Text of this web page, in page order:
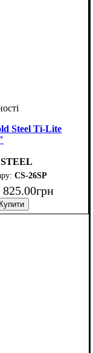
Steel Ti-Lite
CS-26SP
825.00грн